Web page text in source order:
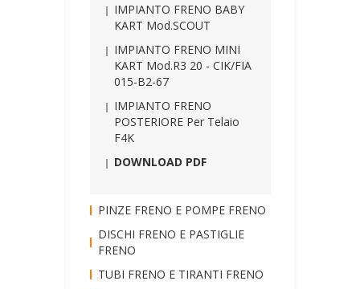
IMPIANTO FRENO BABY
KART Mod.SCOUT
IMPIANTO FRENO MINI
KART Mod.R3 20 - CIK/FIA
015-B2-67
IMPIANTO FRENO
POSTERIORE Per Telaio
F4K
DOWNLOAD PDF
PINZE FRENO E POMPE FRENO
DISCHI FRENO E PASTIGLIE
FRENO
TUBI FRENO E TIRANTI FRENO